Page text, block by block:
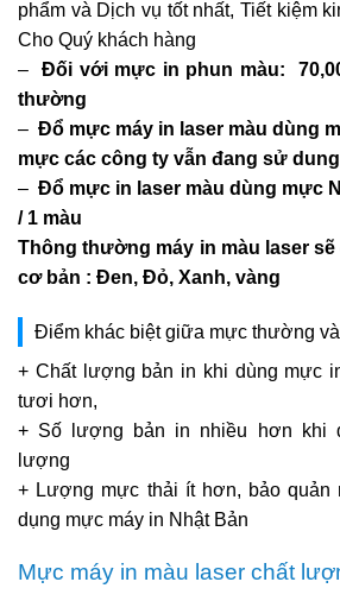
phẩm và Dịch vụ tốt nhất, Tiết kiệm
Cho Quý khách hàng
– Đối với mực in phun màu:
thường
– Đổ mực máy in laser màu dùng
mực các công ty vẫn đang sử
– Đổ mực in laser màu dùng mực
/ 1 màu
Thông thường máy in màu laser
cơ bản : Đen, Đỏ, Xanh, vàng
Điểm khác biệt giữa mực thường
+ Chất lượng bản in khi dùng mực
tươi hơn,
+ Số lượng bản in nhiều hơn khi
lượng
+ Lượng mực thải ít hơn, bảo quản
dụng mực máy in Nhật Bản
Mực máy in màu laser chất